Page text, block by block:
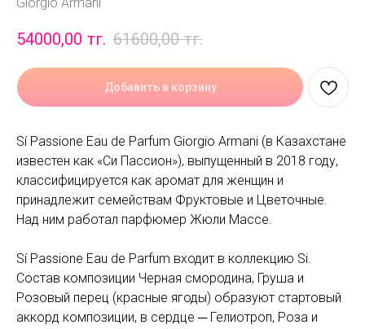
54000,00 тг. 61600,00 тг.
Добавить в корзину
Sí Passione Eau de Parfum Giorgio Armani (в Казахстане
известен как «Си Пассион»), выпущенный в 2018 году,
классифицируется как аромат для женщин и
принадлежит семействам Фруктовые и Цветочные.
Над ним работал парфюмер Жюли Массе.
Sí Passione Eau de Parfum входит в коллекцию Si.
Состав композиции Черная смородина, Груша и
Розовый перец (красные ягоды) образуют стартовый
аккорд композиции, в сердце ─ Гелиотроп, Роза и